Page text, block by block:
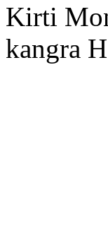
Kirti
kangra